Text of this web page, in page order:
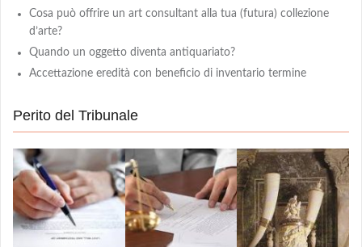
Cosa può offrire un art consultant alla tua (futura) collezione
d’arte?
Quando un oggetto diventa antiquariato?
Accettazione eredità con beneficio di inventario termine
Perito del Tribunale